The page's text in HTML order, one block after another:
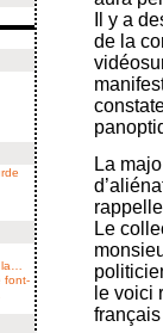
Il y a
de la
La
Le
le voici
font-